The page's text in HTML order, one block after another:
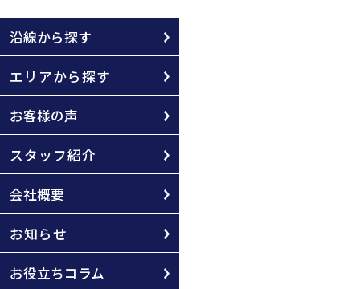
沿線から探す
エリアから探す
お客様の声
スタッフ紹介
会社概要
お知らせ
お役立ちコラム